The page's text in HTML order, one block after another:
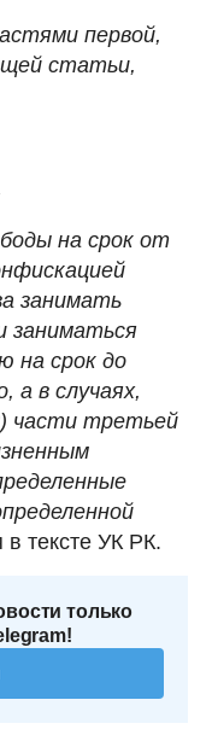
первой,
статьи,
на срок от
занимать
заниматься
на срок до
а в случаях,
части третьей
в тексте УК РК.
только